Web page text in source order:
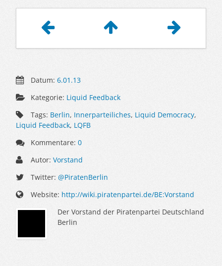
Datum:6.01.13
Kategorie: Liquid Feedback
Tags: Berlin, Innerparteiliches, Liquid Democracy,
Liquid Feedback, LQFB
Kommentare:0
Autor:Vorstand
Twitter:@PiratenBerlin
Website: http://wiki.piratenpartei.de/BE:Vorstand
Der Vorstand der Piratenpartei Deutschland
Berlin